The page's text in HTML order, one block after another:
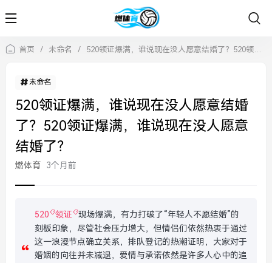
首页 / 未命名 / 520领证爆满，谁说现在没人愿意结婚了？520领证爆满，谁说现在没人愿意结婚了？
未命名
520领证爆满，谁说现在没人愿意结婚
了？520领证爆满，谁说现在没人愿意
结婚了？
燃体育 3个月前
520 领证
现场爆满，有力打破了“年轻人不愿结婚”的
刻板印象，尽管社会压力增大，但情侣们依然热衷于通过
这一浪漫节点确立关系，排队登记的热潮证明，大家对于
婚姻的向往并未减退，爱情与承诺依然是许多人心中的追